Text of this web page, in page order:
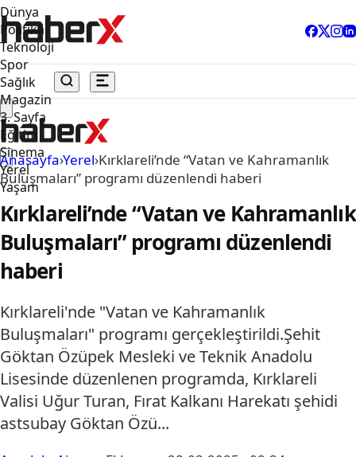
Dünya
Politika
Teknoloji
Spor
Sağlık
Magazin
3. Sayfa
Eğitim
Sinema
Yerel
Yaşam
Anasayfa›Yerel›Kırklareli’nde “Vatan ve Kahramanlık
Buluşmaları” programı düzenlendi haberi
Kırklareli’nde “Vatan ve Kahramanlık
Buluşmaları” programı düzenlendi
haberi
Kırklareli'nde "Vatan ve Kahramanlık
Buluşmaları" programı gerçekleştirildi.Şehit
Göktan Özüpek Mesleki ve Teknik Anadolu
Lisesinde düzenlenen programda, Kırklareli
Valisi Uğur Turan, Fırat Kalkanı Harekatı şehidi
astsubay Göktan Özü...